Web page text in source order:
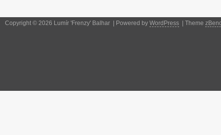
Copyright © 2026 Lumír 'Frenzy' Balhar | Powered by WordPress | Theme